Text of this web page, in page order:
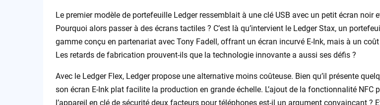
Le premier modèle de portefeuille Ledger ressemblait à une clé USB avec un petit écran noir
Pourquoi alors passer à des écrans tactiles ? C’est là qu’intervient le Ledger Stax, un
gamme conçu en partenariat avec Tony Fadell, offrant un écran incurvé E-Ink, mais à un
Les retards de fabrication prouvent-ils que la technologie innovante a aussi ses défis ?
Avec le Ledger Flex, Ledger propose une alternative moins coûteuse. Bien qu’il présente
son écran E-Ink plat facilite la production en grande échelle. L’ajout de la fonctionnalité NFC
l’appareil en clé de sécurité deux facteurs pour téléphones est-il un argument convaincant ?